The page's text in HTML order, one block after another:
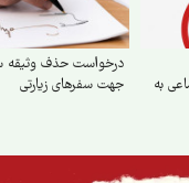
درخواست حذف وثیقه سربازان
جهت سفرهای زیارتی